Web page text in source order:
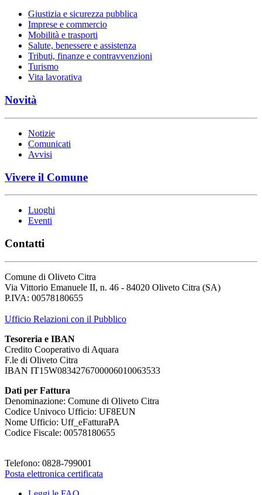
Giustizia e sicurezza pubblica
Imprese e commercio
Mobilità e trasporti
Salute, benessere e assistenza
Tributi, finanze e contravvenzioni
Turismo
Vita lavorativa
Novità
Notizie
Comunicati
Avvisi
Vivere il Comune
Luoghi
Eventi
Contatti
Comune di Oliveto Citra
Via Vittorio Emanuele II, n. 46 - 84020 Oliveto Citra (SA)
P.IVA: 00578180655
Ufficio Relazioni con il Pubblico
Tesoreria e IBAN
Credito Cooperativo di Aquara
F.le di Oliveto Citra
IBAN IT15W0834276700006010063533
Dati per Fattura
Denominazione: Comune di Oliveto Citra
Codice Univoco Ufficio: UF8EUN
Nome Ufficio: Uff_eFatturaPA
Codice Fiscale: 00578180655
Telefono: 0828-799001
Posta elettronica certificata